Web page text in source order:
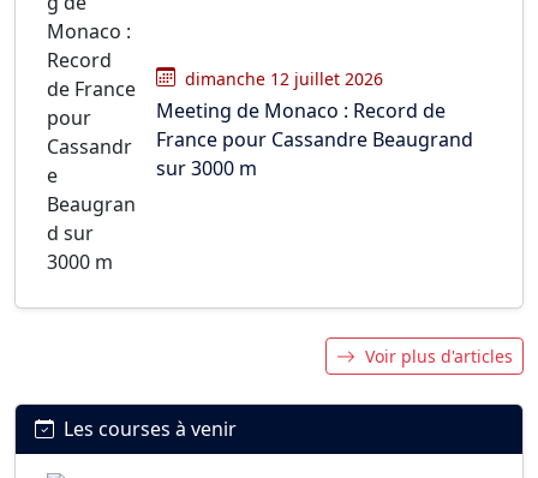
dimanche 12 juillet 2026
Meeting de Monaco : Record de
France pour Cassandre Beaugrand
sur 3000 m
Voir plus d'articles
Les courses à venir